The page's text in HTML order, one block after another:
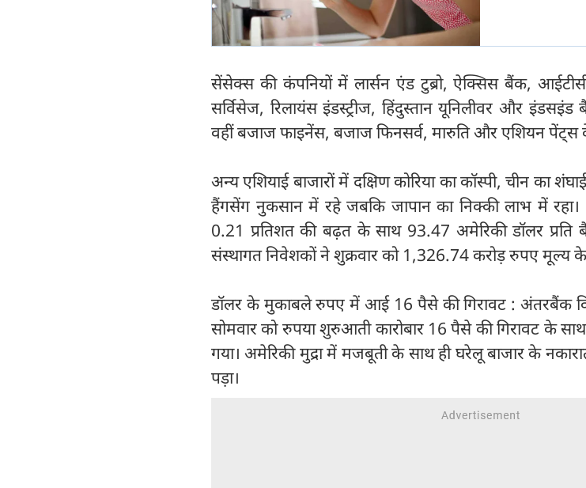
सेंसेक्स की कंपनियों में लार्सन एंड टुब्रो, ऐक्सिस बैंक,
सर्विसेज, रिलायंस इंडस्ट्रीज, हिंदुस्तान यूनिलीवर और
वहीं बजाज फाइनेंस, बजाज फिनसर्व, मारुति और एशियन
अन्य एशियाई बाजारों में दक्षिण कोरिया का कॉस्पी, चीन का
हैंगसेंग नुकसान में रहे जबकि जापान का निक्की लाभ में रहा।
0.21 प्रतिशत की बढ़त के साथ 93.47 अमेरिकी डॉलर प्रति
संस्थागत निवेशकों ने शुक्रवार को 1,326.74 करोड़ रुपए मूल्य
डॉलर के मुकाबले रुपए में आई 16 पैसे की गिरावट : अंतरबैंक
सोमवार को रुपया शुरुआती कारोबार 16 पैसे की गिरावट के
गया। अमेरिकी मुद्रा में मजबूती के साथ ही घरेलू बाजार के
पड़ा।